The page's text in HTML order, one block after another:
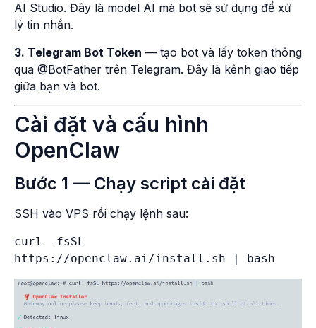
AI Studio. Đây là model AI mà bot sẽ sử dụng để xử
lý tin nhắn.
3. Telegram Bot Token — tạo bot và lấy token thông
qua @BotFather trên Telegram. Đây là kênh giao tiếp
giữa bạn và bot.
Cài đặt và cấu hình
OpenClaw
Bước 1 — Chạy script cài đặt
SSH vào VPS rồi chạy lệnh sau:
curl -fsSL